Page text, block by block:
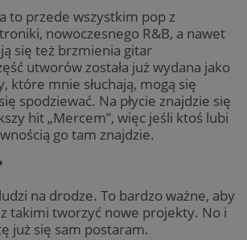
to przede wszystkim pop z
nowoczesnego R&B, a nawet
się też brzmienia gitar
utworów została już wydana jako
które mnie słuchają, mogą się
spodziewać. Na płycie znajdzie się
hit „Mercem”, więc jeśli ktoś lubi
go tam znajdzie.
na drodze. To bardzo ważne, aby
takimi tworzyć nowe projekty. No i
już się sam postaram.